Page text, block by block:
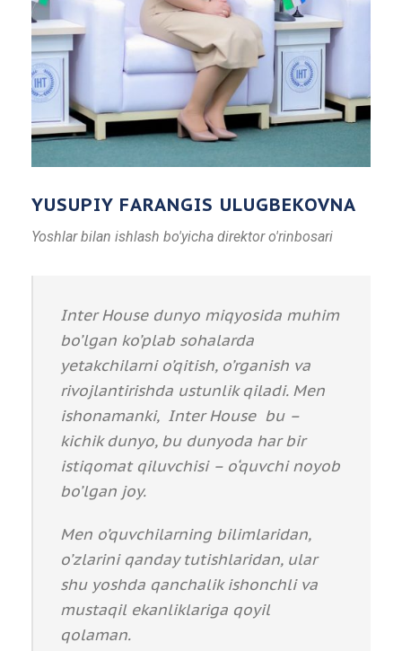
YUSUPIY FARANGIS ULUGBEKOVNA
Yoshlar bilan ishlash bo'yicha direktor o'rinbosari
Inter House dunyo miqyosida muhim
bo’lgan ko’plab sohalarda
yetakchilarni o’qitish, o’rganish va
rivojlantirishda ustunlik qiladi. Men
ishonamanki, Inter House bu –
kichik dunyo,bu dunyoda har bir
istiqomat qiluvchisi – o‘quvchi noyob
bo’lgan joy.
Men o’quvchilarning bilimlaridan,
o’zlarini qanday tutishlaridan, ular
shu yoshda qanchalik ishonchli va
mustaqil ekanliklariga qoyil
qolaman.